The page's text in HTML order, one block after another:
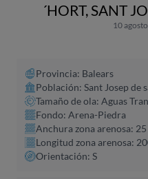
´HORT, SANT
10
Provincia: Balears
Población: Sant Josep de
Tamaño de ola: Aguas
Fondo: Arena-Piedra
Anchura zona arenosa: 25
Longitud zona arenosa:
Orientación: S